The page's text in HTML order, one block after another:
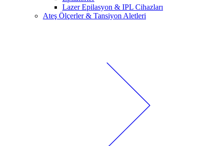
Lazer Epilasyon & IPL Cihazları
Ateş Ölçerler & Tansiyon Aletleri